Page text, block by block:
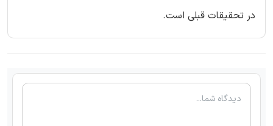
در تحقیقات قبلی است.